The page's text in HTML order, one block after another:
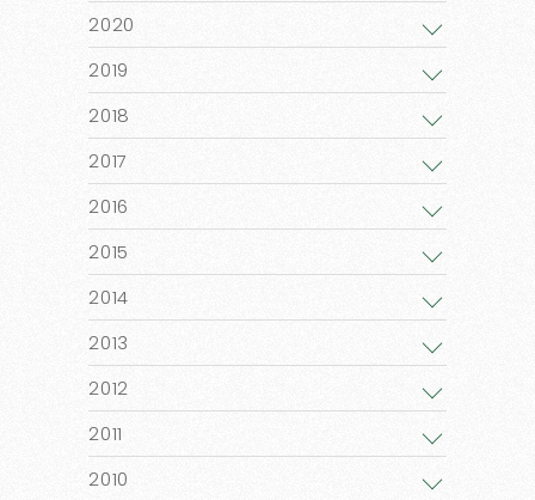
2020
2019
2018
2017
2016
2015
2014
2013
2012
2011
2010